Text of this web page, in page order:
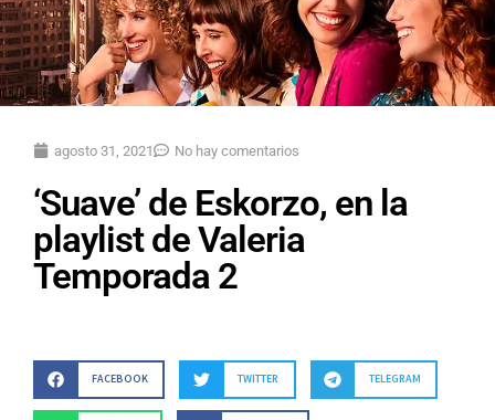
agosto 31, 2021 No hay comentarios
‘Suave’ de Eskorzo, en la
playlist de Valeria
Temporada 2
FACEBOOK TWITTER TELEGRAM